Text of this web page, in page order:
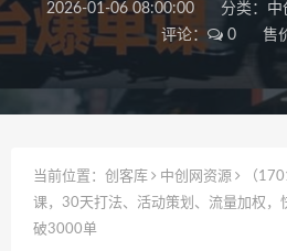
2026-01-06 08:00:00 分类： 中
评论：
0 售
当前位置： 创客库 中创网资源
（
课，30天打法、活动策划、流量加权，
破3000单